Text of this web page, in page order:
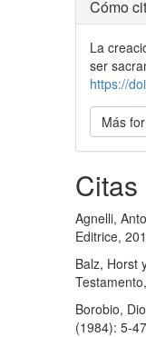
del
Cómo
La
ser
https://
Más
Citas
Agnelli,
Editrice,
Balz, Horst
Borobio,
(1984): 5-